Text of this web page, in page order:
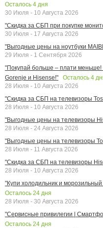
Осталось 4 дня
30 Июля - 10 Августа 2026
"Скидка за СБП при покупке
30 Июля - 17 Августа 2026
"Выгодные цены на ноутбуки
29 Июля - 1 Сентября 2026
"Покупай больше – плати меньше!
Gorenje и Hisense!"
Осталось 4
28 Июля - 10 Августа 2026
"Скидка за СБП на телевизоры
28 Июля - 10 Августа 2026
"Выгодные цены на телевизоры
28 Июля - 24 Августа 2026
"Выгодные цены на телевизоры
28 Июля - 11 Августа 2026
"Скидка за СБП на телевизоры
28 Июля - 10 Августа 2026
"Купи холодильник и
Осталось 24 дня
28 Июля - 30 Августа 2026
"Сервисные привилегии |
Осталось 24 дня